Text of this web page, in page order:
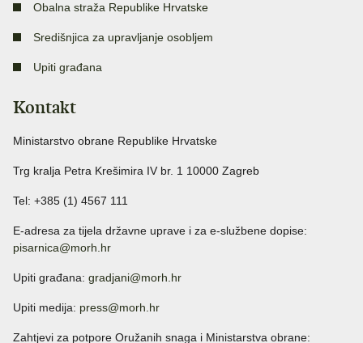
Obalna straža Republike Hrvatske
Središnjica za upravljanje osobljem
Upiti građana
Kontakt
Ministarstvo obrane Republike Hrvatske
Trg kralja Petra Krešimira IV br. 1 10000 Zagreb
Tel: +385 (1) 4567 111
E-adresa za tijela državne uprave i za e-službene dopise:
pisarnica@morh.hr
Upiti građana: gradjani@morh.hr
Upiti medija: press@morh.hr
Zahtjevi za potpore Oružanih snaga i Ministarstva obrane: